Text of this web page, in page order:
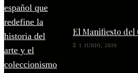
El Manifiesto del
1 JUNIO, 2026